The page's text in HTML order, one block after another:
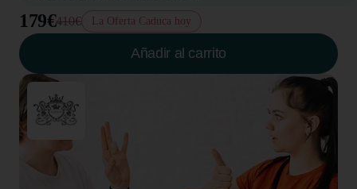
179€410€ La Oferta Caduca hoy
Añadir al carrito